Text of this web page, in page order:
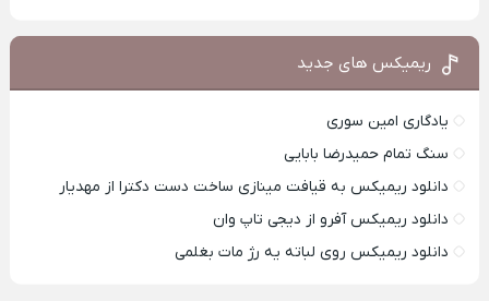
ریمیکس های جدید
یادگاری امین سوری
سنگ تمام حمیدرضا بابایی
دانلود ریمیکس به قیافت مینازی ساخت دست دکترا از مهدیار
دانلود ریمیکس آفرو از ديجی تاپ وان
دانلود ریمیکس روی لباته یه رژ مات بغلمی